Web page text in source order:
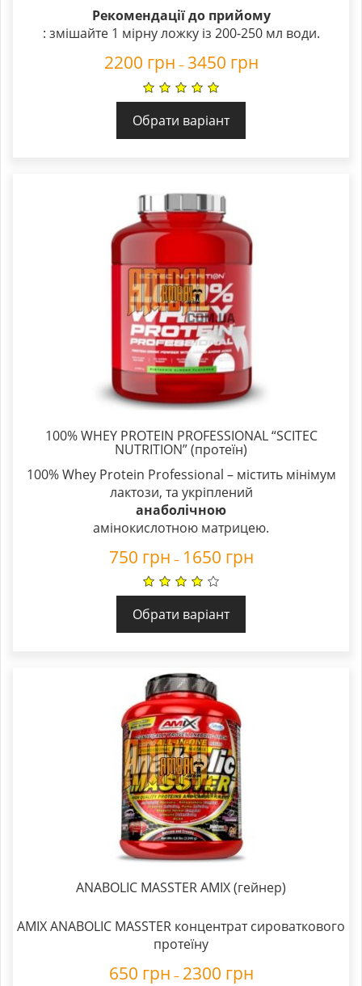
Рекомендації до прийому
: змішайте 1 мірну ложку із 200-250 мл води.
2200 грн – 3450 грн
Обрати варіант
100% WHEY PROTEIN PROFESSIONAL “SCITEC
NUTRITION” (протеїн)
100% Whey Protein Professional – містить мінімум
лактози, та укріплений
анаболічною
амінокислотною матрицею.
750 грн – 1650 грн
Обрати варіант
ANABOLIC MASSTER AMIX (гейнер)
AMIX ANABOLIC MASSTER концентрат сироваткового
протеїну
650 грн – 2300 грн